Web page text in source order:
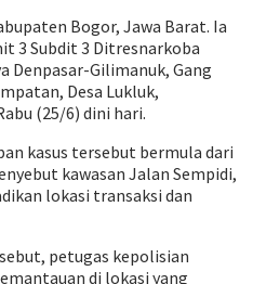
Bogor, Jawa Barat. Ia
3 Subdit 3 Ditresnarkoba
Denpasar-Gilimanuk, Gang
Desa Lukluk,
(25/6) dini hari.
kasus tersebut bermula dari
kawasan Jalan Sempidi,
lokasi transaksi dan
petugas kepolisian
di lokasi yang